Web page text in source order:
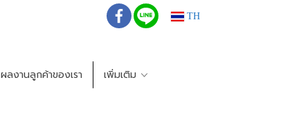
TH
ผลงานลูกค้าของเรา เพิ่มเติม